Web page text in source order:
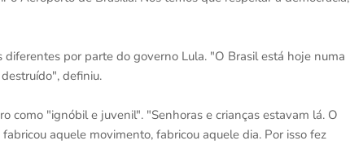
por parte do governo Lula. "O Brasil está hoje numa
definiu.
como "ignóbil e juvenil". "Senhoras e crianças estavam lá. O
aquele movimento, fabricou aquele dia. Por isso fez